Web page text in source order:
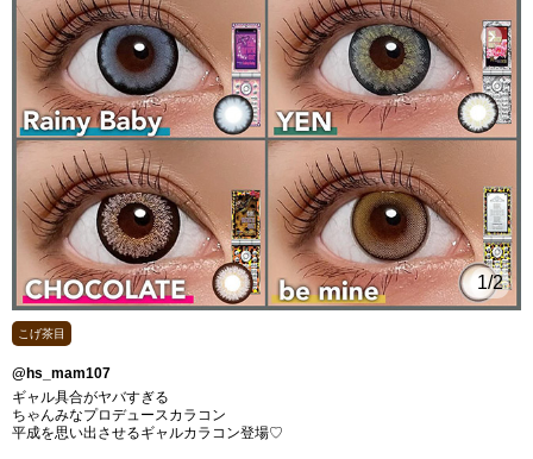
1/2
こげ茶目
@hs_mam107
ギャル具合がヤバすぎる
⁡ちゃんみなプロデュースカラコン
平成を思い出させるギャルカラコン登場♡